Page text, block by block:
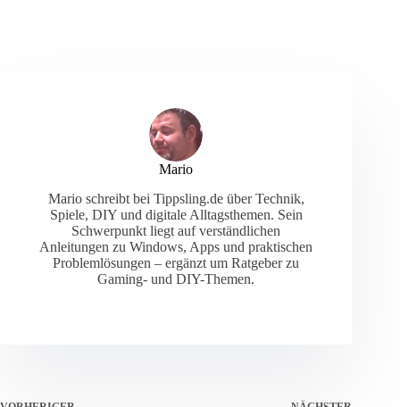
Mario
Mario schreibt bei Tippsling.de über Technik,
Spiele, DIY und digitale Alltagsthemen. Sein
Schwerpunkt liegt auf verständlichen
Anleitungen zu Windows, Apps und praktischen
Problemlösungen – ergänzt um Ratgeber zu
Gaming- und DIY-Themen.